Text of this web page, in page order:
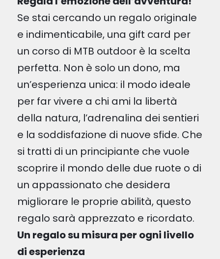
Se stai cercando un regalo originale
e indimenticabile, una gift card per
un corso di MTB outdoor è la scelta
perfetta. Non è solo un dono, ma
un’esperienza unica: il modo ideale
per far vivere a chi ami la libertà
della natura, l’adrenalina dei sentieri
e la soddisfazione di nuove sfide. Che
si tratti di un principiante che vuole
scoprire il mondo delle due ruote o di
un appassionato che desidera
migliorare le proprie abilità, questo
regalo sarà apprezzato e ricordato.
Un regalo su misura per ogni livello
di esperienza